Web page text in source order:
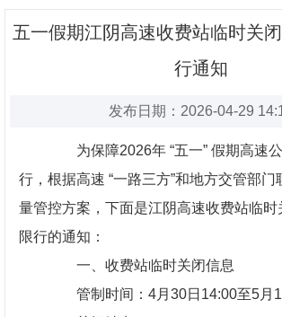
五一假期江阴高速收费站临时关
行通知
发布日期：2026-04-29
为保障2026年 “五一” 假期高速
行，根据高速 “一路三方”和地方交管部
量管控方案，下面是江阴高速收费站临
限行的通知：
一、收费站临时关闭信息
管制时间：4月30日14:00至5月1